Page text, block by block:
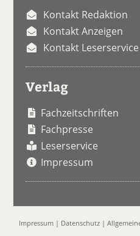
Kontakt Redaktion
Kontakt Anzeigen
Kontakt Leserservice
Verlag
Fachzeitschriften
Fachpresse
Leserservice
Impressum
Impressum | Datenschutz |